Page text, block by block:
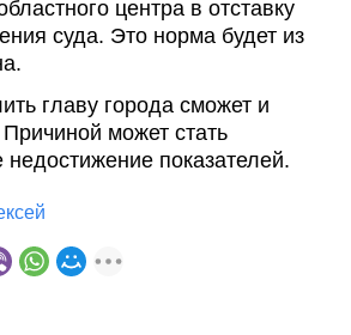
центра в отставку
суда. Это норма будет из
главу города сможет и
может стать
недостижение показателей.